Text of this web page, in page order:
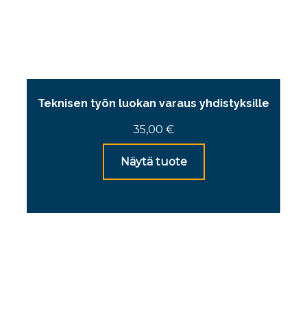
Teknisen työn luokan varaus yhdistyksille
35,00 €
Näytä tuote